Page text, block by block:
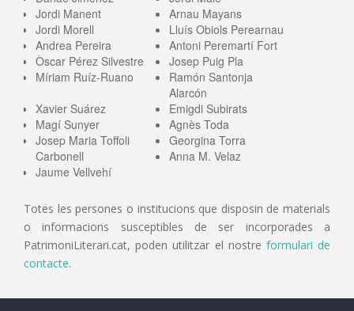
Jordi Manent
Arnau Mayans
Jordi Morell
Lluís Obiols Perearnau
Andrea Pereira
Antoni Peremartí Fort
Òscar Pérez Silvestre
Josep Puig Pla
Míriam Ruíz-Ruano
Ramón Santonja
Alarcón
Xavier Suárez
Emigdi Subirats
Magí Sunyer
Agnès Toda
Josep Maria Toffoli
Carbonell
Georgina Torra
Anna M. Velaz
Jaume Vellvehí
Totes les persones o institucions que disposin de materials
o informacions susceptibles de ser incorporades a
PatrimoniLiterari.cat, poden utilitzar el nostre formulari de
contacte.